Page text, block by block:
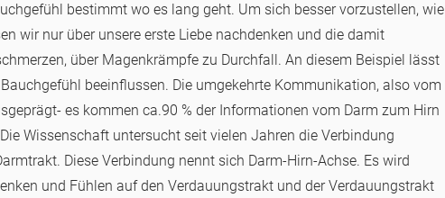
bestimmt wo es lang geht. Um sich besser vorzustellen, wie
wir nur über unsere erste Liebe nachdenken und die damit
über Magenkrämpfe zu Durchfall. An diesem Beispiel lässt
beeinflussen. Die umgekehrte Kommunikation, also vom
es kommen ca.90 % der Informationen vom Darm zum Hirn
Wissenschaft untersucht seit vielen Jahren die Verbindung
Diese Verbindung nennt sich Darm-Hirn-Achse. Es wird
und Fühlen auf den Verdauungstrakt und der Verdauungstrakt